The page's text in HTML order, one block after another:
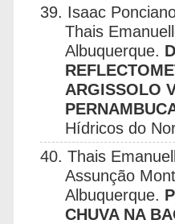
39. Isaac
Thais
Albuquerque.
ARGISSOLO
Hídricos do
40. Thais
Assunção
Albuquerque.
CHUVA NA